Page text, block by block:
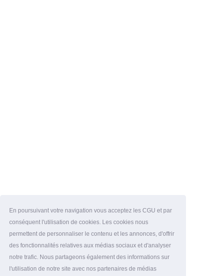
En poursuivant votre navigation vous acceptez les CGU et par
conséquent l'utilisation de cookies. Les cookies nous
permettent de personnaliser le contenu et les annonces, d'offrir
des fonctionnalités relatives aux médias sociaux et d'analyser
notre trafic. Nous partageons également des informations sur
l'utilisation de notre site avec nos partenaires de médias